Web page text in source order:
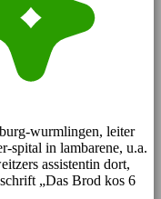
wurmlingen, leiter
spital in lambarene, u.a.
assistentin dort,
„Das Brod kos 6